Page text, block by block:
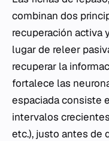
combinan dos
recuperación activa
lugar de releer
recuperar la
fortalece las
espaciada consiste
intervalos
etc.), justo antes de